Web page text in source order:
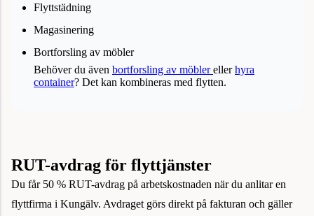
Flyttstädning
Magasinering
Bortforsling av möbler
Behöver du även bortforsling av möblerellerhyra
container? Det kan kombineras med flytten.
RUT-avdrag för flyttjänster
Du får 50 % RUT-avdrag på arbetskostnaden när du anlitar en
flyttfirma i Kungälv. Avdraget görs direkt på fakturan och gäller